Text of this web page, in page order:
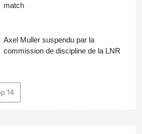
match
Axel Muller suspendu par la
commission de discipline de la LNR
14